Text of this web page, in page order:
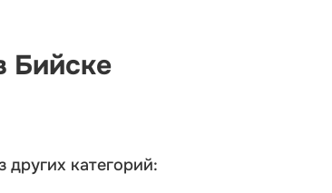
Бийске
других категорий: